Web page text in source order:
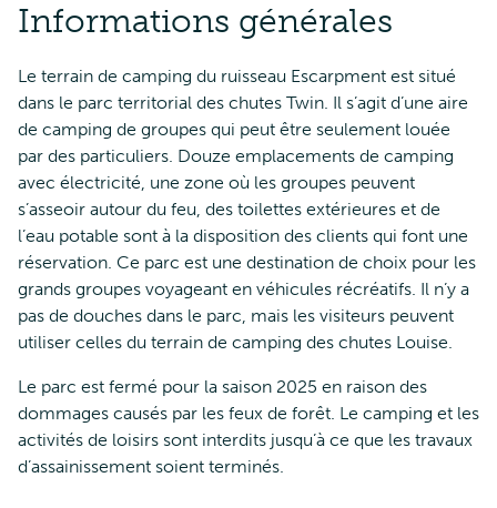
Informations générales
Le terrain de camping du ruisseau Escarpment est situé
dans le parc territorial des chutes Twin. Il s’agit d’une aire
de camping de groupes qui peut être seulement louée
par des particuliers. Douze emplacements de camping
avec électricité, une zone où les groupes peuvent
s’asseoir autour du feu, des toilettes extérieures et de
l’eau potable sont à la disposition des clients qui font une
réservation. Ce parc est une destination de choix pour les
grands groupes voyageant en véhicules récréatifs. Il n’y a
pas de douches dans le parc, mais les visiteurs peuvent
utiliser celles du terrain de camping des chutes Louise.
Le parc est fermé pour la saison 2025 en raison des
dommages causés par les feux de forêt. Le camping et les
activités de loisirs sont interdits jusqu’à ce que les travaux
d’assainissement soient terminés.